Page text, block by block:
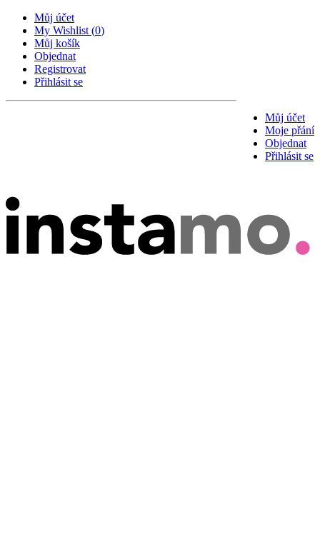
Můj účet
My Wishlist (0)
Můj košík
Objednat
Registrovat
Přihlásit se
Můj účet
Moje přání
Objednat
Přihlásit se